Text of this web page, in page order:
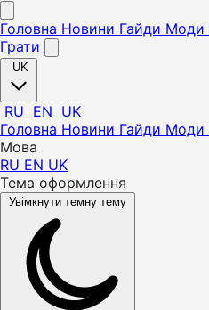
Головна Новини Гайди Моди
Грати
UK
RU EN UK
Головна Новини Гайди Моди
Мова
RU EN UK
Тема оформлення
Увімкнути темну тему